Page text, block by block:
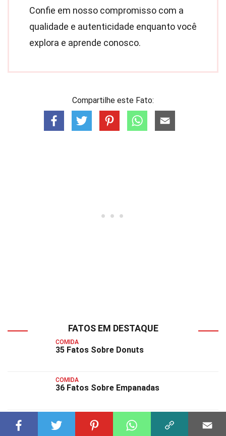
Confie em nosso compromisso com a
qualidade e autenticidade enquanto você
explora e aprende conosco.
Compartilhe este Fato:
FATOS EM DESTAQUE
COMIDA
35 Fatos Sobre Donuts
COMIDA
36 Fatos Sobre Empanadas
30 Fatos Sobre Enchiladas